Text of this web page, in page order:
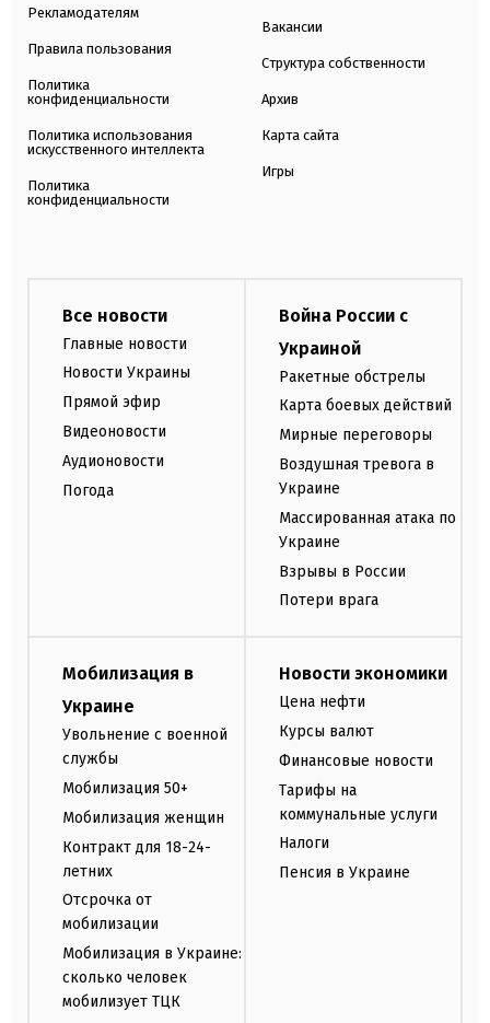
Рекламодателям
Правила пользования
Политика
конфиденциальности
Политика использования
искусственного интеллекта
Политика
конфиденциальности
Вакансии
Структура собственности
Архив
Карта сайта
Игры
Все новости
Главные новости
Новости Украины
Прямой эфир
Видеоновости
Аудионовости
Погода
Война России с
Украиной
Ракетные обстрелы
Карта боевых действий
Мирные переговоры
Воздушная тревога в
Украине
Массированная атака по
Украине
Взрывы в России
Потери врага
Мобилизация в
Украине
Увольнение с военной
службы
Мобилизация 50+
Мобилизация женщин
Контракт для 18-24-
летних
Отсрочка от
мобилизации
Мобилизация в Украине:
сколько человек
мобилизует ТЦК
Новости экономики
Цена нефти
Курсы валют
Финансовые новости
Тарифы на
коммунальные услуги
Налоги
Пенсия в Украине